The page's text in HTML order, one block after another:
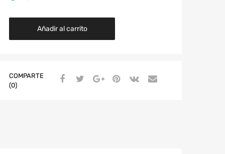
Añadir al carrito
COMPARTE
(0)